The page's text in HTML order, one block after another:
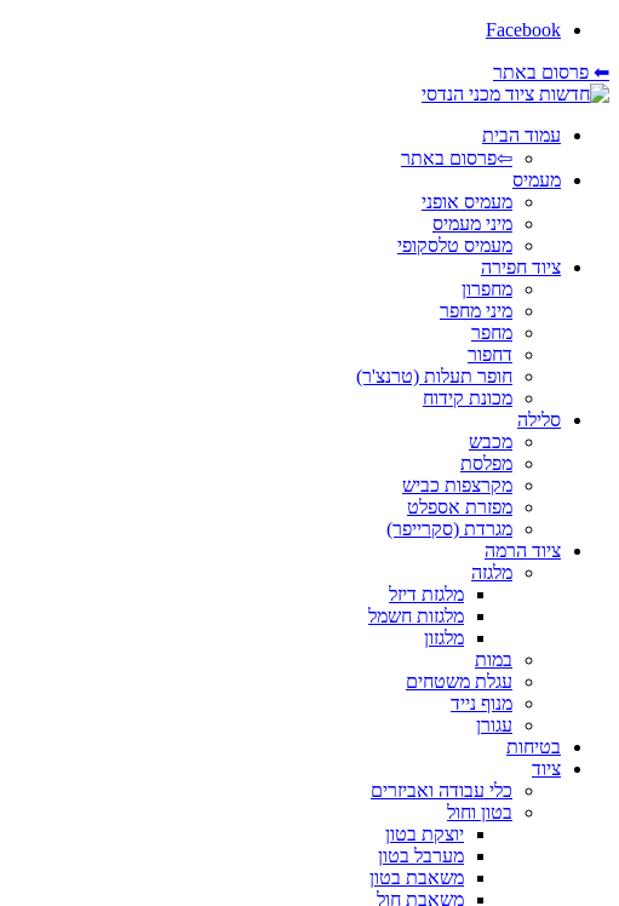
Facebook
⬅ פרסום באתר
עמוד הבית
⇦פרסום באתר
מעמיס
מעמיס אופני
מיני מעמיס
מעמיס טלסקופי
ציוד חפירה
מחפרון
מיני מחפר
מחפר
דחפור
חופר תעלות (טרנצ'ר)
מכונת קידוח
סלילה
מכבש
מפלסת
מקרצפות כביש
מפזרת אספלט
מגרדת (סקרייפר)
ציוד הרמה
מלגזה
מלגזת דיזל
מלגזות חשמל
מלגזון
במות
עגלת משטחים
מנוף נייד
עגורן
בטיחות
ציוד
כלי עבודה ואביזרים
בטון וחול
יוצקת בטון
מערבל בטון
משאבת בטון
משאבת חול